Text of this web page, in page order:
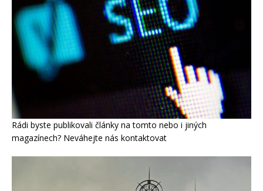
Rádi byste publikovali články na tomto nebo i jiných
magazínech? Neváhejte nás kontaktovat